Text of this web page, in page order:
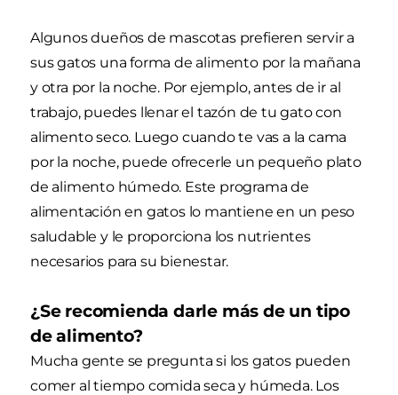
Algunos dueños de mascotas prefieren servir a
sus gatos una forma de alimento por la mañana
y otra por la noche. Por ejemplo, antes de ir al
trabajo, puedes llenar el tazón de tu gato con
alimento seco. Luego cuando te vas a la cama
por la noche, puede ofrecerle un pequeño plato
de alimento húmedo. Este programa de
alimentación en gatos lo mantiene en un peso
saludable y le proporciona los nutrientes
necesarios para su bienestar.
¿Se recomienda darle más de un tipo
de alimento?
Mucha gente se pregunta si los gatos pueden
comer al tiempo comida seca y húmeda. Los